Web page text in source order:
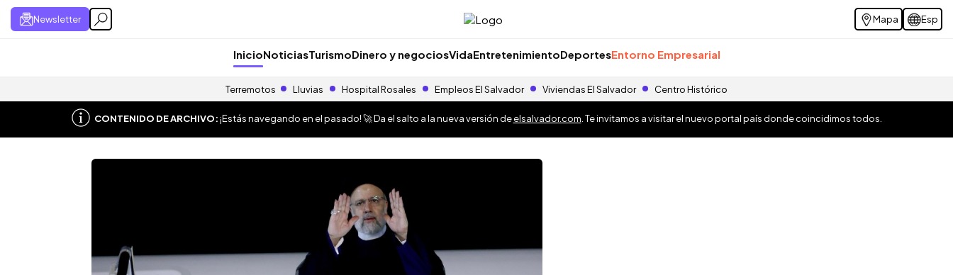
Newsletter Mapa Esp
InicioNoticiasTurismoDinero y negociosVidaEntretenimientoDeportesEntorno Empresarial
Terremotos Lluvias Hospital Rosales Empleos El Salvador Viviendas El Salvador Centro Histórico
CONTENIDO DE ARCHIVO:¡Estás navegando en el pasado! 🚀 Da el salto a la nueva versión deelsalvador.com . Te invitamos a visitar el nuevo portal país donde coincidimos todos.